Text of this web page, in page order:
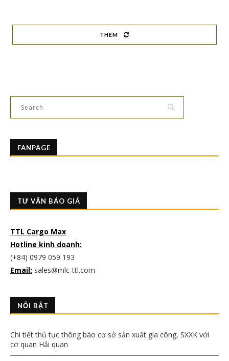
THÊM
FANPAGE
TƯ VẤN BÁO GIÁ
TTL Cargo Max
Hotline kinh doanh:
(+84) 0979 059 193
Email: sales@mlc-ttl.com
NỔI BẬT
Chi tiết thủ tục thông báo cơ sở sản xuất gia công, SXXK với
cơ quan Hải quan